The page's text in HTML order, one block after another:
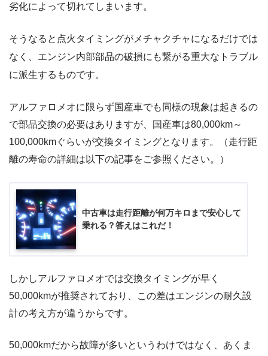
劣化によって切れてしまいます。
そうなると点火タイミングがメチャクチャになるだけでは
なく、エンジン内部部品の破損にも繋がる重大なトラブル
に派生するものです。
アルファロメオに限らず国産車でも同様の現象は起きるの
で部品交換の必要はありますが、国産車は80,000km～
100,000kmぐらいが交換タイミングとなります。（走行距
離の寿命の詳細は以下の記事をご参照ください。）
中古車は走行距離が何万キロまで安心して
乗れる？答えはこれだ！
しかしアルファロメオでは交換タイミングが早く
50,000kmが推奨されており、この差はエンジンの耐久設
計の考え方が違うからです。
50,000kmだから故障が多いというわけではなく、あくま